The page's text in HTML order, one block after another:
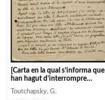
[Carta en la qual s’informa que
han hagut d’interrompre
alguns concerts]
Toutchapsky, G.